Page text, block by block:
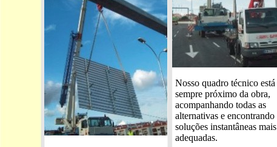
Nosso quadro técnico está
sempre próximo da obra,
acompanhando todas as
alternativas e encontrando
soluções instantâneas mais
adequadas.